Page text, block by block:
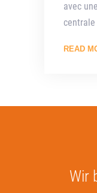
avec
centrale
READ
Wir